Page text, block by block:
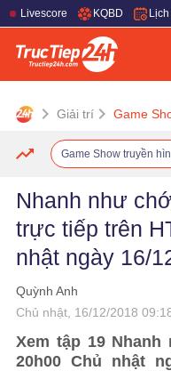
Livescore KQBD
Giải trí Game
Game Show truyền
Nhanh như
trực tiếp trên
nhật ngày 16/
Quỳnh Anh
Chủ nhật, 16/12/2018
Xem tập 19
20h00 Chủ nhật